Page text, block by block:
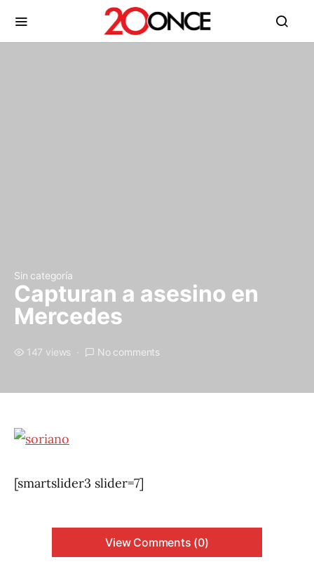
Sin categoría
Capturan a asesino en
Mercedes
147 views No comments
[smartslider3 slider=7]
View Comments (0)